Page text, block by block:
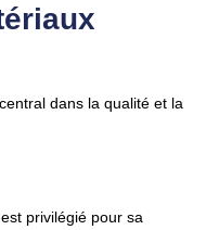
dans la qualité et la
est privilégié pour sa